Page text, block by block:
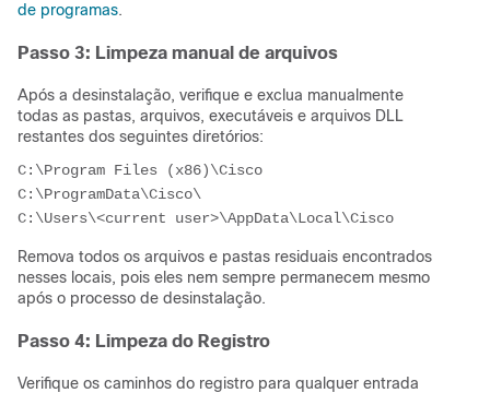
de programas.
Passo 3: Limpeza manual de arquivos
Após a desinstalação, verifique e exclua manualmente
todas as pastas, arquivos, executáveis e arquivos DLL
restantes dos seguintes diretórios:
C:\Program Files (x86)\Cisco
C:\ProgramData\Cisco\
C:\Users\<current user>\AppData\Local\Cisco
Remova todos os arquivos e pastas residuais encontrados
nesses locais, pois eles nem sempre permanecem mesmo
após o processo de desinstalação.
Passo 4: Limpeza do Registro
Verifique os caminhos do registro para qualquer entrada